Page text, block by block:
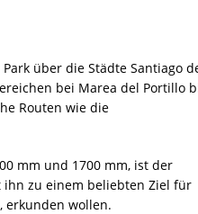
über die Städte Santiago
bei Marea del Portillo
Routen wie die
mm und 1700 mm, ist der
zu einem beliebten Ziel für
erkunden wollen.